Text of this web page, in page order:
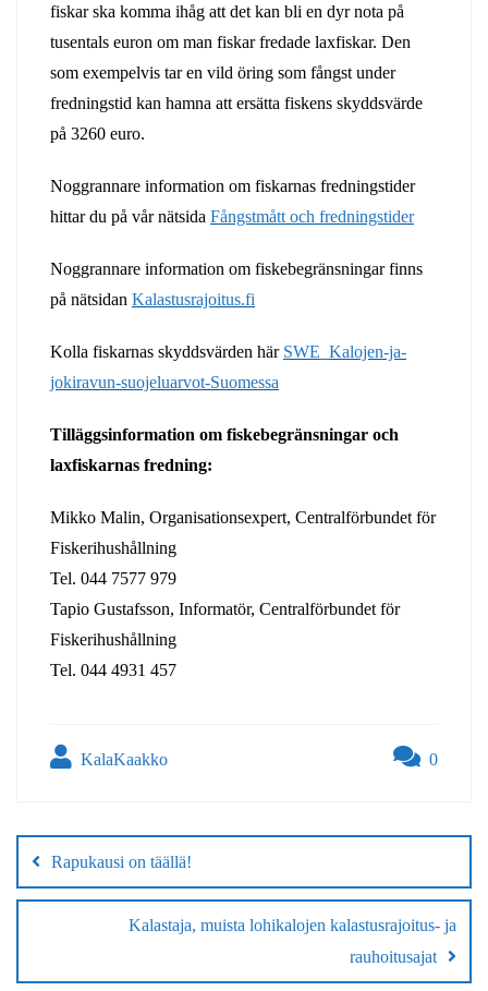
fiskar ska komma ihåg att det kan bli en dyr nota på
tusentals euron om man fiskar fredade laxfiskar. Den
som exempelvis tar en vild öring som fångst under
fredningstid kan hamna att ersätta fiskens skyddsvärde
på 3260 euro.
Noggrannare information om fiskarnas fredningstider
hittar du på vår nätsida Fångstmått och fredningstider
Noggrannare information om fiskebegränsningar finns
på nätsidan Kalastusrajoitus.fi
Kolla fiskarnas skyddsvärden här SWE_Kalojen-ja-
jokiravun-suojeluarvot-Suomessa
Tilläggsinformation om fiskebegränsningar och
laxfiskarnas fredning:
Mikko Malin, Organisationsexpert, Centralförbundet för
Fiskerihushållning
Tel. 044 7577 979
Tapio Gustafsson, Informatör, Centralförbundet för
Fiskerihushållning
Tel. 044 4931 457
KalaKaakko 0
selaus
Rapukausi on täällä!
Kalastaja, muista lohikalojen kalastusrajoitus- ja
rauhoitusajat